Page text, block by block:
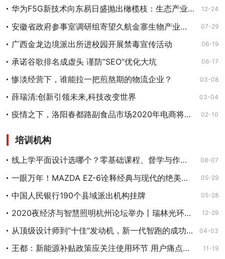
华为F5G新技术向东易日盛抛出橄榄枝：生态产业深度协作，共创智慧家庭新时代！ 12-24
安徽省政府参事室调研组寄望久航金寨生物产业园项目 07-29
广西金龙边境派出所进校园开展禁毒宣传活动 06-19
承诺谷歌排名成虚头 谨防“SEO”优化大坑 06-17
惨淡经营下，谁能拉一把煎熬期的物流企业？ 03-08
薛瑞清:创新引领未来,科技改变世界 03-04
疫情之下，洛阳春都路副食品市场2020年电商将爆发式增长 02-10
培训机构
线上学平面设计选哪个？零基础课程、督学与作品集机构比较 08-07
一眼万年！MAZDA EZ-6诠释经典与现代的绝美邂逅 05-29
中国人民银行190个县域派出机构挂牌 05-28
2020夜经济与智慧照明杭州论坛举办丨瑞林光环境学院揭牌 12-29
从顶级设计师到“十佳”发动机，新一代智跑的成功是必然 04-03
王都：新能源补贴政策应关注使用环节 用户痛点仍在于充电体验 11-19